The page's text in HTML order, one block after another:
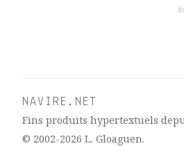
NAVIRE.NET
Fins produits hypertextuels
© 2002-2026 L. Gloaguen.